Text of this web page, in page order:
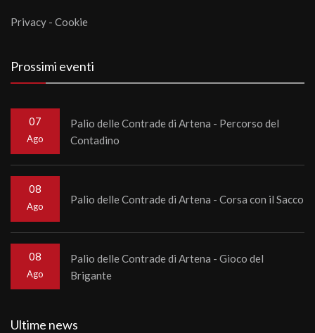
Privacy - Cookie
Prossimi eventi
07
Ago
Palio delle Contrade di Artena - Percorso del
Contadino
08
Ago
Palio delle Contrade di Artena - Corsa con il Sacco
08
Ago
Palio delle Contrade di Artena - Gioco del
Brigante
Ultime news